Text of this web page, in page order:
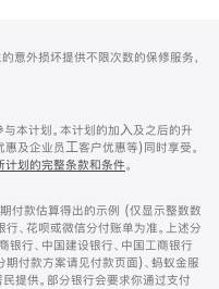
外损坏提供不限次数的保修服务，
本计划。本计划的加⼊及之后的升
及企业员⼯客户优惠等)同时享受。
划的完整条款和条件。
付款估算得出的示例 (仅显示整数数
、花呗或微信分付账单为准。上述分
行、中国建设银行、中国工商银行
期付款方案请见付款页面)、蚂蚁金服
提供。部分银行会要求你通过支付